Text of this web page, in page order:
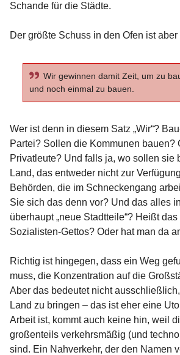
Schande für die Städte.
Der größte Schuss in den Ofen ist
Wir gewinnen damit Zeit, um zu
und noch einmal zu bauen.
Wer ist denn in diesem Satz „Wir“?
Partei? Sollen die Kommunen bauen?
Privatleute? Und falls ja, wo sollen sie
Land, das entweder nicht zur
Behörden, die im Schneckengang
Sie sich das denn vor? Und das alles
überhaupt „neue Stadtteile“? Heißt
Sozialisten-Gettos? Oder hat man da
Richtig ist hingegen, dass ein Weg
muss, die Konzentration auf die
Aber das bedeutet nicht
Land zu bringen – das ist eher eine
Arbeit ist, kommt auch keine hin, weil
großenteils verkehrsmäßig (und
sind. Ein Nahverkehr, der den Namen